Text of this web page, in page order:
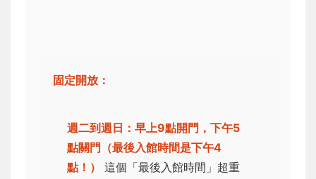
固定開放：
週二到週日：早上9點開門，下午5
點關門（最後入館時間是下午4
點！）
這個「最後入館時間」超重